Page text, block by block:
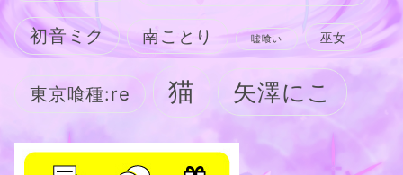
初音ミク 南ことり 嘘喰い 巫女
東京喰種:re 猫 矢澤にこ